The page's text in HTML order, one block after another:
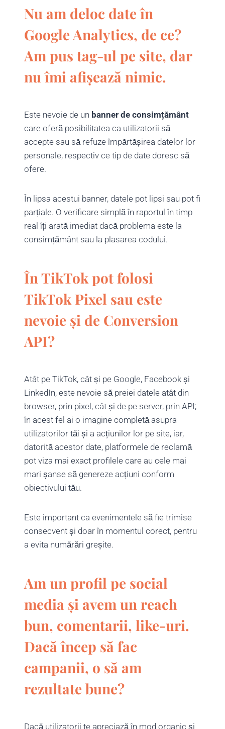
Nu am deloc date în
Google Analytics, de ce?
Am pus tag-ul pe site, dar
nu îmi afișează nimic.
Este nevoie de un banner de consimțământ
care oferă posibilitatea ca utilizatorii să
accepte sau să refuze împărtășirea datelor lor
personale, respectiv ce tip de date doresc să
ofere.
În lipsa acestui banner, datele pot lipsi sau pot fi
parțiale. O verificare simplă în raportul în timp
real îți arată imediat dacă problema este la
consimțământ sau la plasarea codului.
În TikTok pot folosi
TikTok Pixel sau este
nevoie și de Conversion
API?
Atât pe TikTok, cât și pe Google, Facebook și
LinkedIn, este nevoie să preiei datele atât din
browser, prin pixel, cât și de pe server, prin API;
în acest fel ai o imagine completă asupra
utilizatorilor tăi și a acțiunilor lor pe site, iar,
datorită acestor date, platformele de reclamă
pot viza mai exact profilele care au cele mai
mari șanse să genereze acțiuni conform
obiectivului tău.
Este important ca evenimentele să fie trimise
consecvent și doar în momentul corect, pentru
a evita numărări greșite.
Am un profil pe social
media și avem un reach
bun, comentarii, like-uri.
Dacă încep să fac
campanii, o să am
rezultate bune?
Dacă utilizatorii te apreciază în mod organic și